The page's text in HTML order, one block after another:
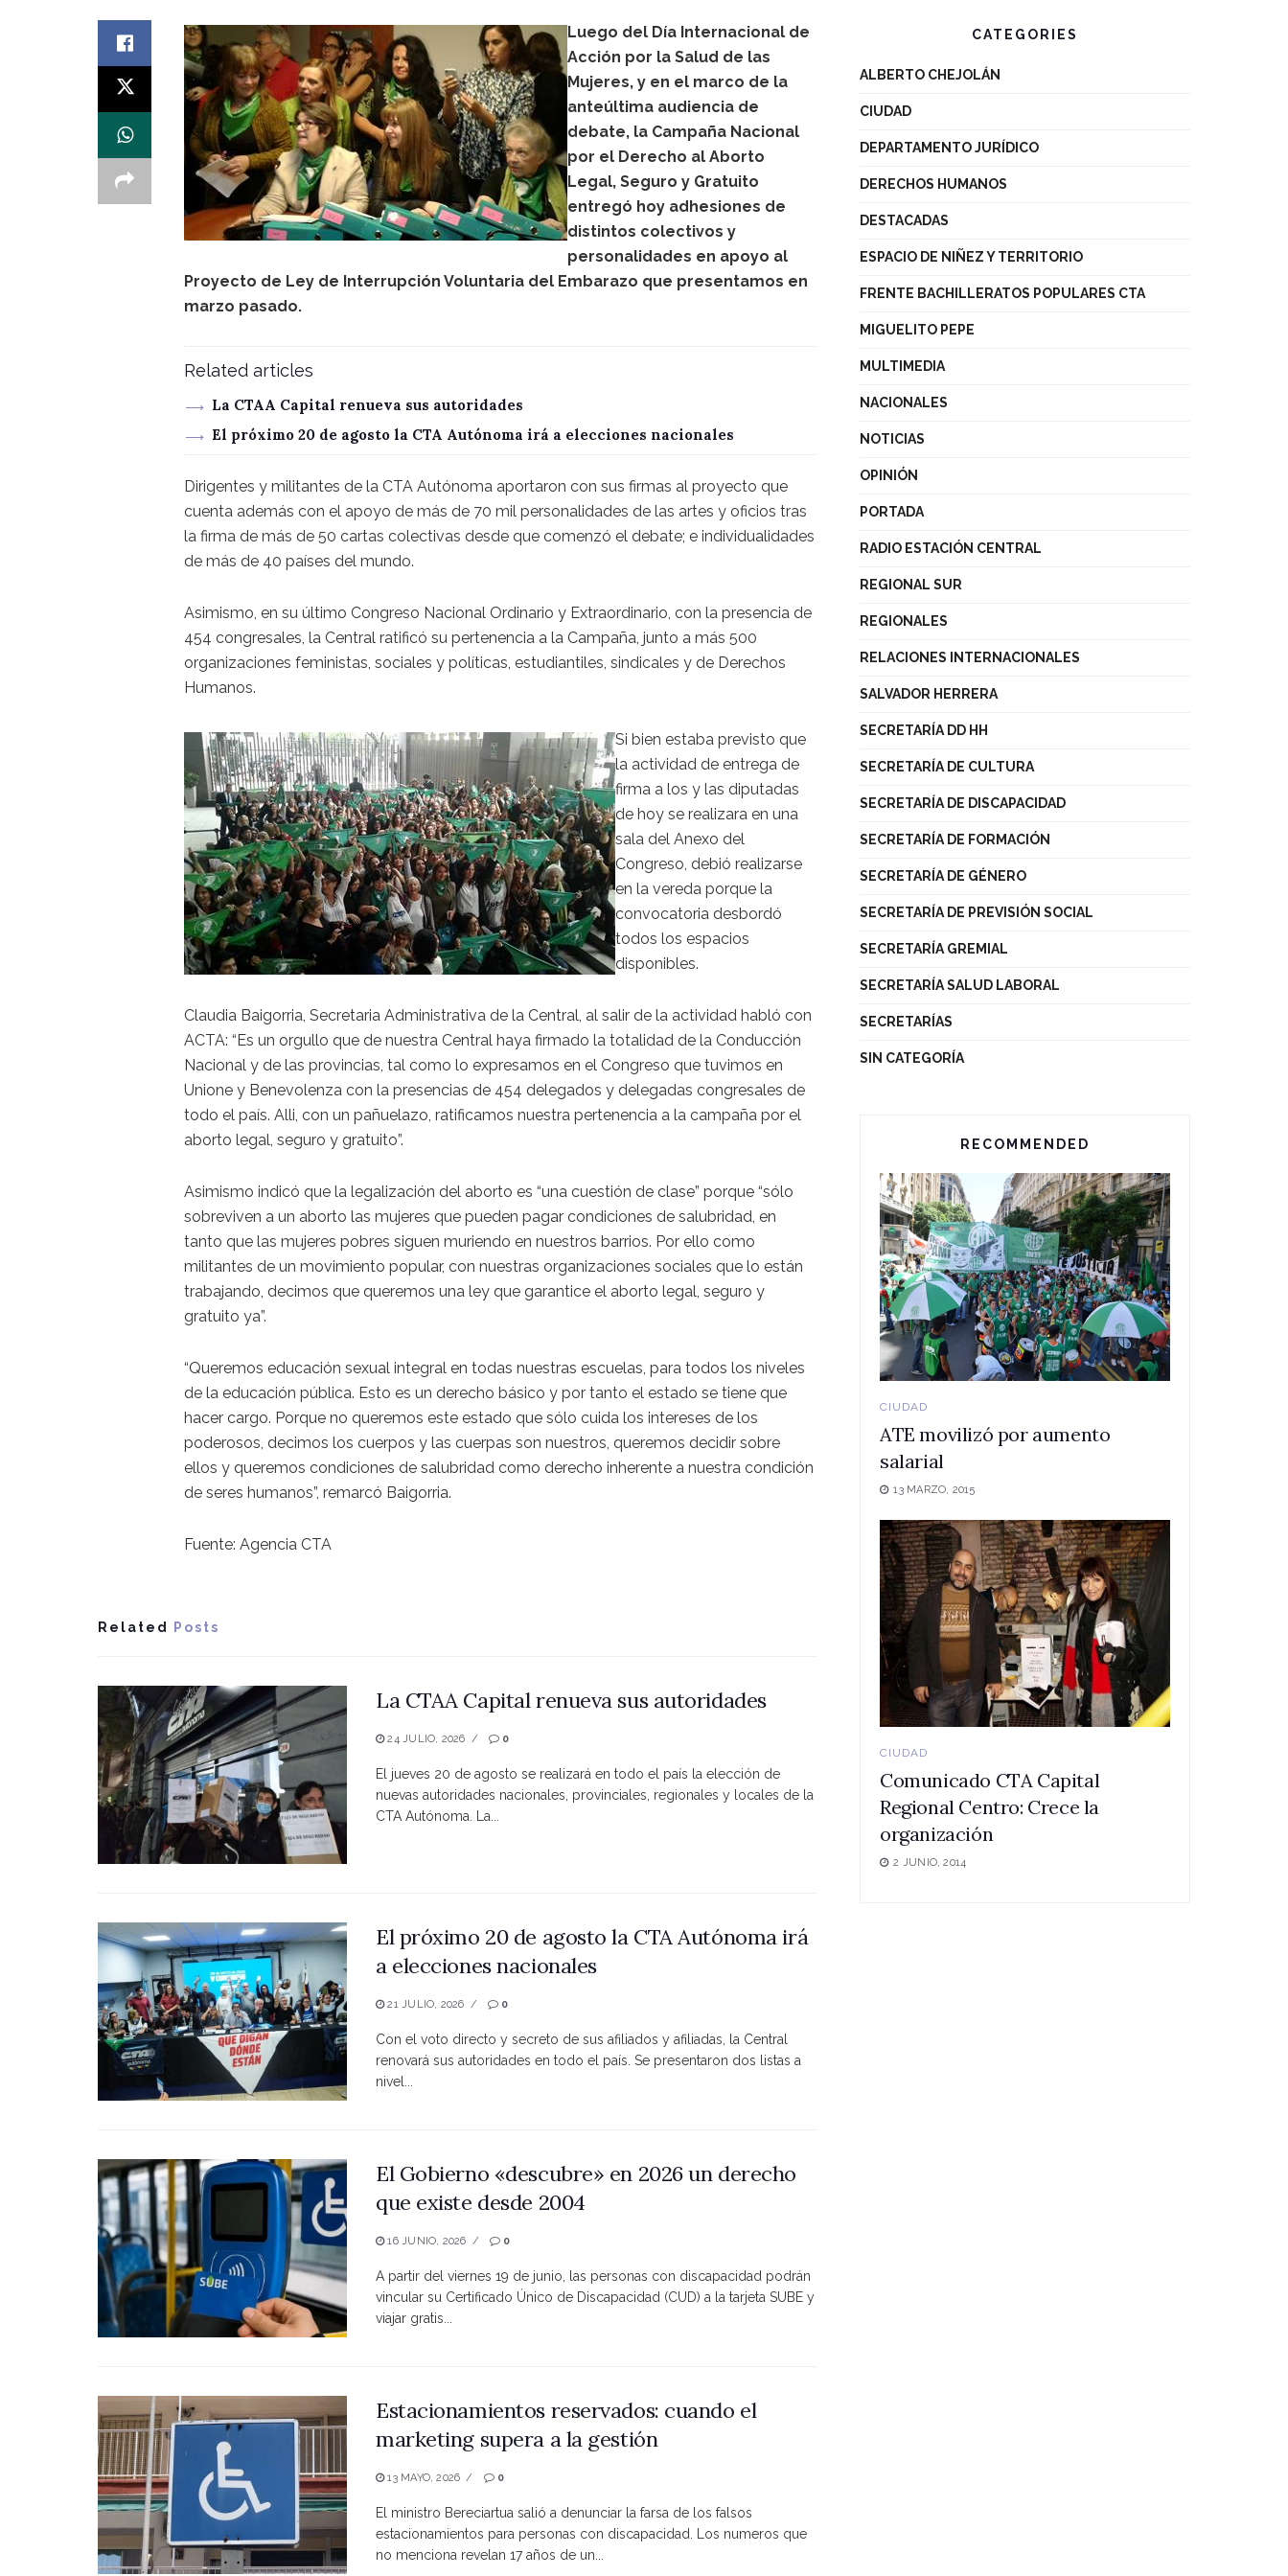
Luego del Día Internacional de
Acción por la Salud de las
Mujeres, y en el marco de la
anteúltima audiencia de
debate, la Campaña Nacional
por el Derecho al Aborto
Legal, Seguro y Gratuito
entregó hoy adhesiones de
distintos colectivos y
personalidades en apoyo al
Proyecto de Ley de Interrupción Voluntaria del Embarazo que presentamos en
marzo pasado.
Related articles
La CTAA Capital renueva sus autoridades
El próximo 20 de agosto la CTA Autónoma irá a elecciones nacionales
Dirigentes y militantes de la CTA Autónoma aportaron con sus firmas al proyecto que
cuenta además con el apoyo de más de 70 mil personalidades de las artes y oficios tras
la firma de más de 50 cartas colectivas desde que comenzó el debate; e individualidades
de más de 40 países del mundo.
Asimismo, en su último Congreso Nacional Ordinario y Extraordinario, con la presencia de
454 congresales, la Central ratificó su pertenencia a la Campaña, junto a más 500
organizaciones feministas, sociales y políticas, estudiantiles, sindicales y de Derechos
Humanos.
Si bien estaba previsto que
la actividad de entrega de
firma a los y las diputadas
de hoy se realizara en una
sala del Anexo del
Congreso, debió realizarse
en la vereda porque la
convocatoria desbordó
todos los espacios
disponibles.
Claudia Baigorria, Secretaria Administrativa de la Central, al salir de la actividad habló con
ACTA: “Es un orgullo que de nuestra Central haya firmado la totalidad de la Conducción
Nacional y de las provincias, tal como lo expresamos en el Congreso que tuvimos en
Unione y Benevolenza con la presencias de 454 delegados y delegadas congresales de
todo el país. Alli, con un pañuelazo, ratificamos nuestra pertenencia a la campaña por el
aborto legal, seguro y gratuito”.
Asimismo indicó que la legalización del aborto es “una cuestión de clase” porque “sólo
sobreviven a un aborto las mujeres que pueden pagar condiciones de salubridad, en
tanto que las mujeres pobres siguen muriendo en nuestros barrios. Por ello como
militantes de un movimiento popular, con nuestras organizaciones sociales que lo están
trabajando, decimos que queremos una ley que garantice el aborto legal, seguro y
gratuito ya”.
“Queremos educación sexual integral en todas nuestras escuelas, para todos los niveles
de la educación pública. Esto es un derecho básico y por tanto el estado se tiene que
hacer cargo. Porque no queremos este estado que sólo cuida los intereses de los
poderosos, decimos los cuerpos y las cuerpas son nuestros, queremos decidir sobre
ellos y queremos condiciones de salubridad como derecho inherente a nuestra condición
de seres humanos”, remarcó Baigorria.
Fuente: Agencia CTA
Related Posts
La CTAA Capital renueva sus autoridades
24 JULIO, 2026 0
El jueves 20 de agosto se realizará en todo el país la elección de
nuevas autoridades nacionales, provinciales, regionales y locales de la
CTA Autónoma. La...
El próximo 20 de agosto la CTA Autónoma irá
a elecciones nacionales
21 JULIO, 2026 0
Con el voto directo y secreto de sus afiliados y afiliadas, la Central
renovará sus autoridades en todo el país. Se presentaron dos listas a
nivel...
El Gobierno «descubre» en 2026 un derecho
que existe desde 2004
16 JUNIO, 2026 0
A partir del viernes 19 de junio, las personas con discapacidad podrán
vincular su Certificado Único de Discapacidad (CUD) a la tarjeta SUBE y
viajar gratis...
Estacionamientos reservados: cuando el
marketing supera a la gestión
13 MAYO, 2026 0
El ministro Bereciartua salió a denunciar la farsa de los falsos
estacionamientos para personas con discapacidad. Los numeros que
no menciona revelan 17 años de un...
CATEGORIES
ALBERTO CHEJOLÁN
CIUDAD
DEPARTAMENTO JURÍDICO
DERECHOS HUMANOS
DESTACADAS
ESPACIO DE NIÑEZ Y TERRITORIO
FRENTE BACHILLERATOS POPULARES CTA
MIGUELITO PEPE
MULTIMEDIA
NACIONALES
NOTICIAS
OPINIÓN
PORTADA
RADIO ESTACIÓN CENTRAL
REGIONAL SUR
REGIONALES
RELACIONES INTERNACIONALES
SALVADOR HERRERA
SECRETARÍA DD HH
SECRETARÍA DE CULTURA
SECRETARÍA DE DISCAPACIDAD
SECRETARÍA DE FORMACIÓN
SECRETARÍA DE GÉNERO
SECRETARÍA DE PREVISIÓN SOCIAL
SECRETARÍA GREMIAL
SECRETARÍA SALUD LABORAL
SECRETARÍAS
SIN CATEGORÍA
RECOMMENDED
CIUDAD
ATE movilizó por aumento
salarial
13 MARZO, 2015
CIUDAD
Comunicado CTA Capital
Regional Centro: Crece la
organización
2 JUNIO, 2014